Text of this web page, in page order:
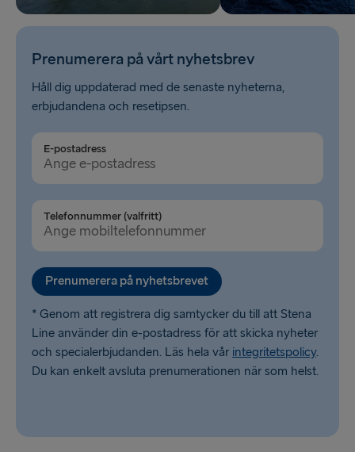
Prenumerera på vårt nyhetsbrev
Håll dig uppdaterad med de senaste nyheterna,
erbjudandena och resetipsen.
E-postadress
Telefonnummer (valfritt)
Prenumerera på nyhetsbrevet
* Genom att registrera dig samtycker du till att Stena
Line använder din e-postadress för att skicka nyheter
och specialerbjudanden. Läs hela vår integritetspolicy.
Du kan enkelt avsluta prenumerationen när som helst.